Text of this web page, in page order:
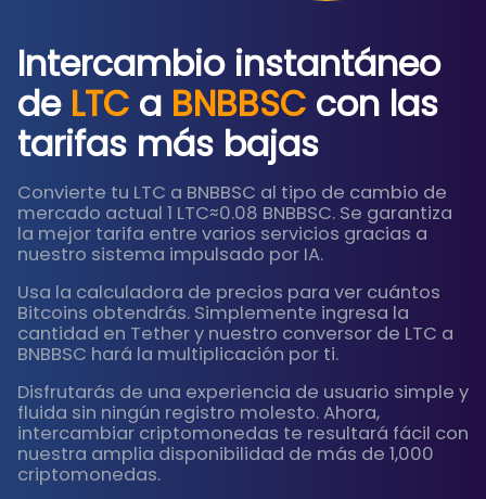
Intercambio instantáneo
de LTC a BNBBSC con las
tarifas más bajas
Convierte tu LTC a BNBBSC al tipo de cambio de
mercado actual 1 LTC≈0.08 BNBBSC. Se garantiza
la mejor tarifa entre varios servicios gracias a
nuestro sistema impulsado por IA.
Usa la calculadora de precios para ver cuántos
Bitcoins obtendrás. Simplemente ingresa la
cantidad en Tether y nuestro conversor de LTC a
BNBBSC hará la multiplicación por ti.
Disfrutarás de una experiencia de usuario simple y
fluida sin ningún registro molesto. Ahora,
intercambiar criptomonedas te resultará fácil con
nuestra amplia disponibilidad de más de 1,000
criptomonedas.